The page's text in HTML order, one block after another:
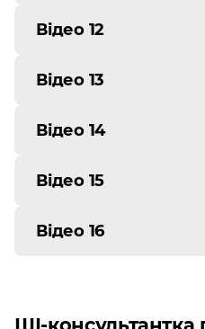
Відео 12
Відео 13
Відео 14
Відео 15
Відео 16